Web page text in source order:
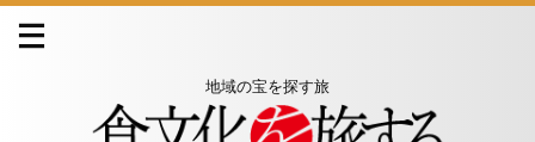
地域の宝を探す旅